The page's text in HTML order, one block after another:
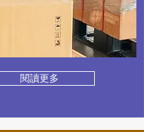
閱讀更多